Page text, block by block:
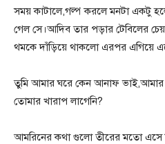
সময় কাটালে,গল্প করলে মনটা একটু
গেল সে।আদিব তার পড়ার টেবিলের
থমকে দাঁড়িয়ে থাকলো এরপর এগিয়ে
তুমি আমার ঘরে কেন আনাফ
তোমার খারাপ লাগেনি?
আমরিনের কথা গুলো তীরের মতো